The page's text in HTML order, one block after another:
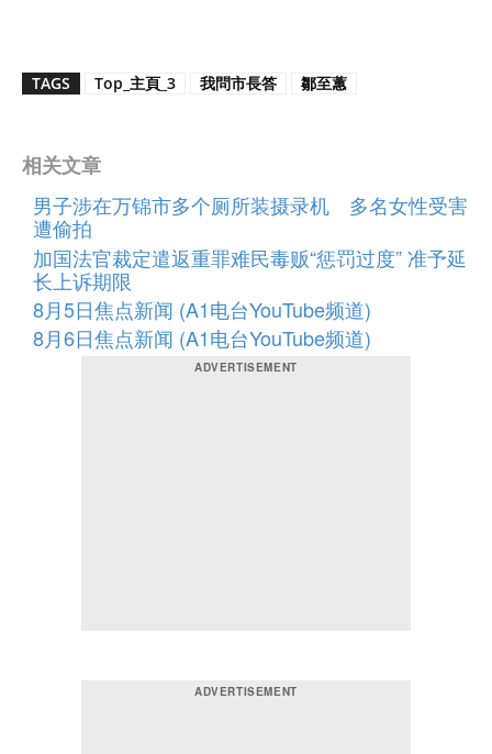
TAGS Top_主頁_3 我問市長答 鄒至蕙
相关文章
男子涉在万锦市多个厕所装摄录机 多名女性受害
遭偷拍
加国法官裁定遣返重罪难民毒贩“惩罚过度” 准予延
长上诉期限
8月5日焦点新闻 (A1电台YouTube频道)
8月6日焦点新闻 (A1电台YouTube频道)